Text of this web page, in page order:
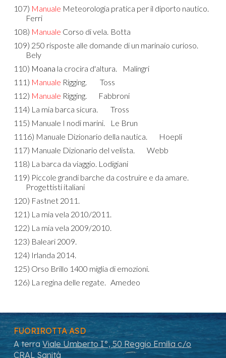
107) Manuale Meteorologia pratica per il diporto nautico.
Ferri
108) Manuale Corso di vela. Botta
109) 250 risposte alle domande di un marinaio curioso.
Bely
110) Moana la crocira d'altura.
Malingri
111) Manuale Rigging.
Toss
112) Manuale Rigging.
Fabbroni
114) La mia barca sicura.
Tross
115) Manuale I nodi marini.
Le Brun
1116) Manuale Dizionario della nautica.
Hoepli
117) Manuale Dizionario del velista.
Webb
118) La barca da viaggio. Lodigiani
119) Piccole grandi barche da costruire e da amare.
Progettisti italiani
120) Fastnet 2011.
121) La mia vela 2010/2011.
122) La mia vela 2009/2010.
123) Baleari 2009.
124) Irlanda 2014.
125) Orso Brillo 1400 miglia di emozioni.
126) La regina delle regate. Amedeo
FUORIROTTA ASD
A terraViale Umberto I°, 50 Reggio Emiliac/o
CRAL Sanità